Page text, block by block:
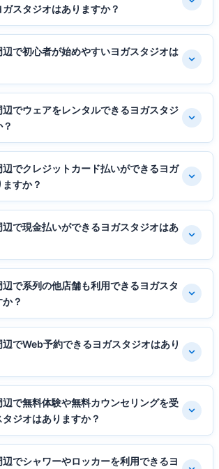
スタジオはありますか？
で初心者が始めやすいヨガスタジオは
でウェアをレンタルできるヨガスタジ
でクレジットカード払いができるヨガ
すか？
で現金払いができるヨガスタジオはあ
で系列の他店舗も利用できるヨガスタ
？
でWeb予約できるヨガスタジオはあり
で無料体験や無料カウンセリングを受
ジオはありますか？
でシャワーやロッカーを利用できるヨ